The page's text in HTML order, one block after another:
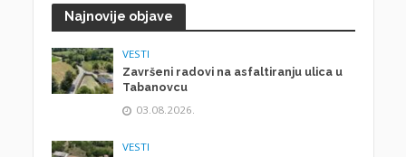
Najnovije objave
VESTI
Završeni radovi na asfaltiranju ulica u
Tabanovcu
03.08.2026.
VESTI